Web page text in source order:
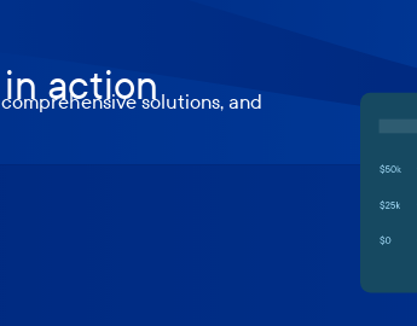
actionsolutions, and